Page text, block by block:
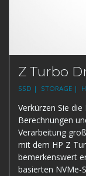
Z Turbo
SSD | STORAGE |
Verkürzen Sie
Berechnungen
Verarbeitung
mit dem HP Z
bemerkenswert
basierten NVMe-